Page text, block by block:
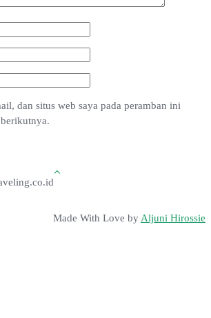
dan situs web saya pada peramban ini
Made With Love byAljuni Hirossie